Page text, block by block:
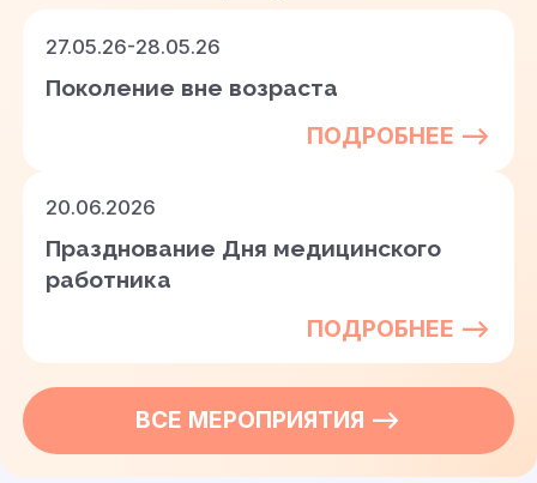
ВСЕ МЕРОПРИЯТИЯ —>
27.05.26-28.05.26
Поколение вне возраста
ПОДРОБНЕЕ —>
20.06.2026
Празднование Дня медицинского
работника
ПОДРОБНЕЕ —>